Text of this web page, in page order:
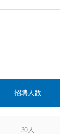
招聘人数
30人